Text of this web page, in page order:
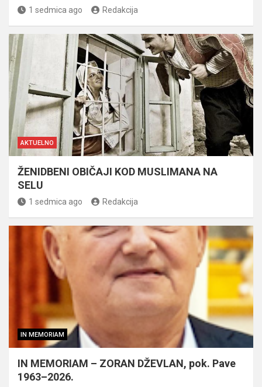
1 sedmica ago Redakcija
AKTUELNO
ŽENIDBENI OBIČAJI KOD MUSLIMANA NA
SELU
1 sedmica ago Redakcija
IN MEMORIAM
IN MEMORIAM – ZORAN DŽEVLAN, pok. Pave
1963–2026.